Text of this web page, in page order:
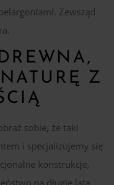
Zewsząd
Z
sobie, że taki
i specjalizujemy się
konstrukcje,
na długie lata.